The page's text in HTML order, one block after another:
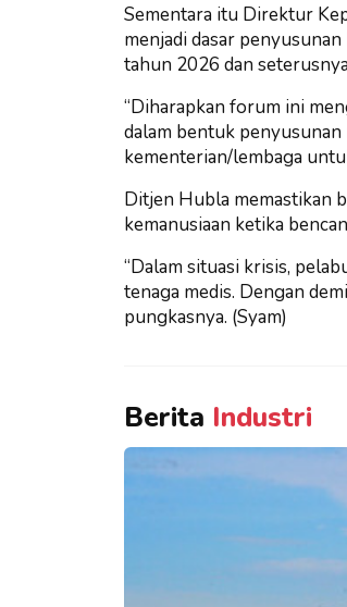
Sementara itu Direktur
menjadi dasar
tahun 2026 dan
“Diharapkan forum ini
dalam bentuk
kementerian/lembaga
Ditjen Hubla memastikan
kemanusiaan ketika
“Dalam situasi krisis,
tenaga medis. Dengan
pungkasnya. (Syam)
Berita Industri